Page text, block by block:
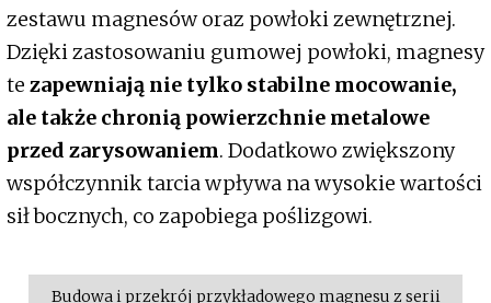
zestawu magnesów oraz powłoki zewnętrznej.
Dzięki zastosowaniu gumowej powłoki, magnesy
te zapewniają nie tylko stabilne mocowanie,
ale także chronią powierzchnie metalowe
przed zarysowaniem. Dodatkowo zwiększony
współczynnik tarcia wpływa na wysokie wartości
sił bocznych, co zapobiega poślizgowi.
Budowa i przekrój przykładowego magnesu z serii